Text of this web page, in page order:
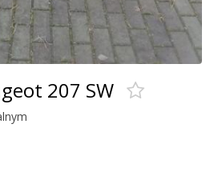
207 SW